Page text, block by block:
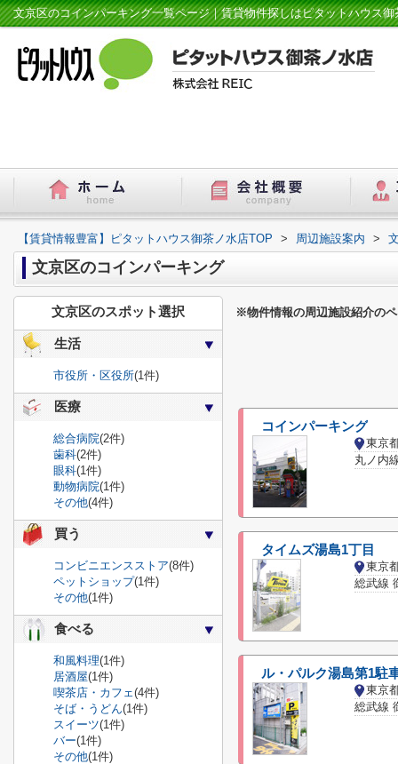
文京区のコインパーキング一覧ページ｜賃貸物件探しはピタットハウス
【賃貸情報豊富】ピタットハウス御茶ノ水店TOP > 周辺施設案内 >
文京区のコインパーキング
※物件情報の周辺施設紹介の
コインパーキング
東京
丸ノ内
タイムズ湯島1丁目
東京
総武線
ル・パルク湯島第1駐
東京
総武線
文京区のスポット選択
生活
市役所・区役所(1件)
医療
総合病院(2件)
歯科(2件)
眼科(1件)
動物病院(1件)
その他(4件)
買う
コンビニエンスストア(8件)
ペットショップ(1件)
その他(1件)
食べる
和風料理(1件)
居酒屋(1件)
喫茶店・カフェ(4件)
そば・うどん(1件)
スイーツ(1件)
バー(1件)
その他(1件)